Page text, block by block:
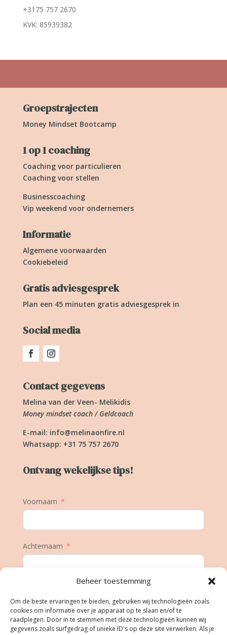
Beheer toestemming
Om de beste ervaringen te bieden, gebruiken wij technologieën zoals
cookies om informatie over je apparaat op te slaan en/of te
raadplegen. Door in te stemmen met deze technologieën kunnen wij
gegevens zoals surfgedrag of unieke ID's op deze site verwerken. Als je
+3175 757 2670
KVK: 85939382
Groepstrajecten
Money Mindset Bootcamp
1 op 1 coaching
Coaching voor particulieren
Coaching voor stellen
Businesscoaching
Vip weekend voor ondernemers
Informatie
Algemene voorwaarden
Cookiebeleid
Gratis adviesgesprek
Plan een 45 minuten gratis adviesgesprek in
Social media
Contact gegevens
Melina van der Veen- Melikidis
Money mindset coach / Geldcoach
E-mail: info@melinaonfire.nl
Whatsapp: +31 75 757 2670
Ontvang wekelijkse tips!
Voornaam
Achternaam